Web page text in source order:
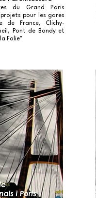
du Grand Paris
projets pour les gares
de France, Clichy-
Pont de Bondy et
Folie"